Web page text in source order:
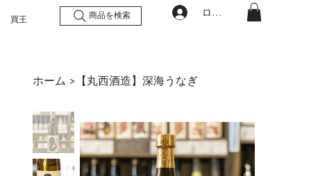
買王 商品を検索 ログイン
ホーム > 【丸西酒造】深海うなぎ